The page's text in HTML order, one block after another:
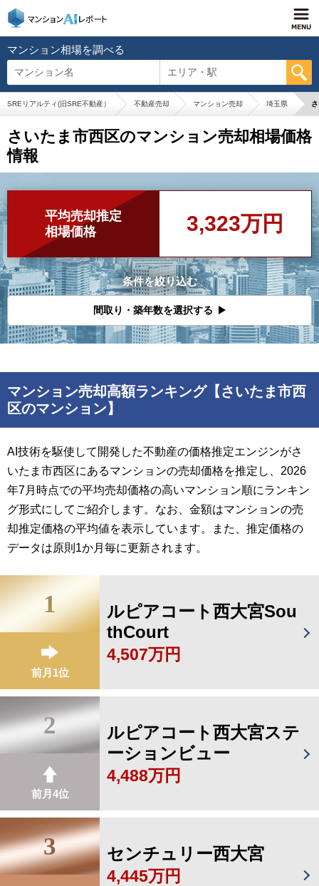
マンション相場を調べる
マンション名 エリア・駅
SREリアルティ(旧SRE不動産） 不動産売却 マンション売却 埼玉県
さいたま市西区のマンション売却相場価格
情報
平均売却推定
相場価格
3,323万円
条件を絞り込む
間取り・築年数を選択する
マンション売却高額ランキング【さいたま市西
区のマンション】
AI技術を駆使して開発した不動産の価格推定エンジンがさ
いたま市西区にあるマンションの売却価格を推定し、2026
年7月時点での平均売却価格の高いマンション順にランキン
グ形式にしてご紹介します。なお、金額はマンションの売
却推定価格の平均値を表示しています。また、推定価格の
データは原則1か月毎に更新されます。
1
前月1位
ルピアコート西大宮Sou
thCourt
4,507万円
2
前月4位
ルピアコート西大宮ステ
ーションビュー
4,488万円
3 センチュリー西大宮
4,445万円